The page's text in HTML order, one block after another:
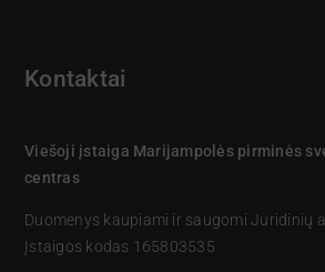
Kontaktai
Viešoji įstaiga Marijampolės pirminės
centras
Duomenys kaupiami ir saugomi Juridinių
Įstaigos kodas 165803535